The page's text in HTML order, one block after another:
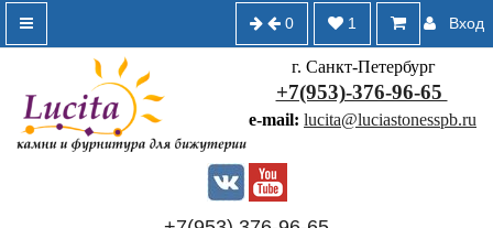
Вход
1
0
г. Санкт-Петербург
+7(953)-376-96-65
e-mail: lucita@luciastonesspb.ru